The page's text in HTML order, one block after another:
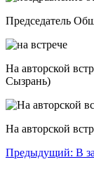
Председатель
На авторской
Сызрань)
На авторской
Предыдущий: В